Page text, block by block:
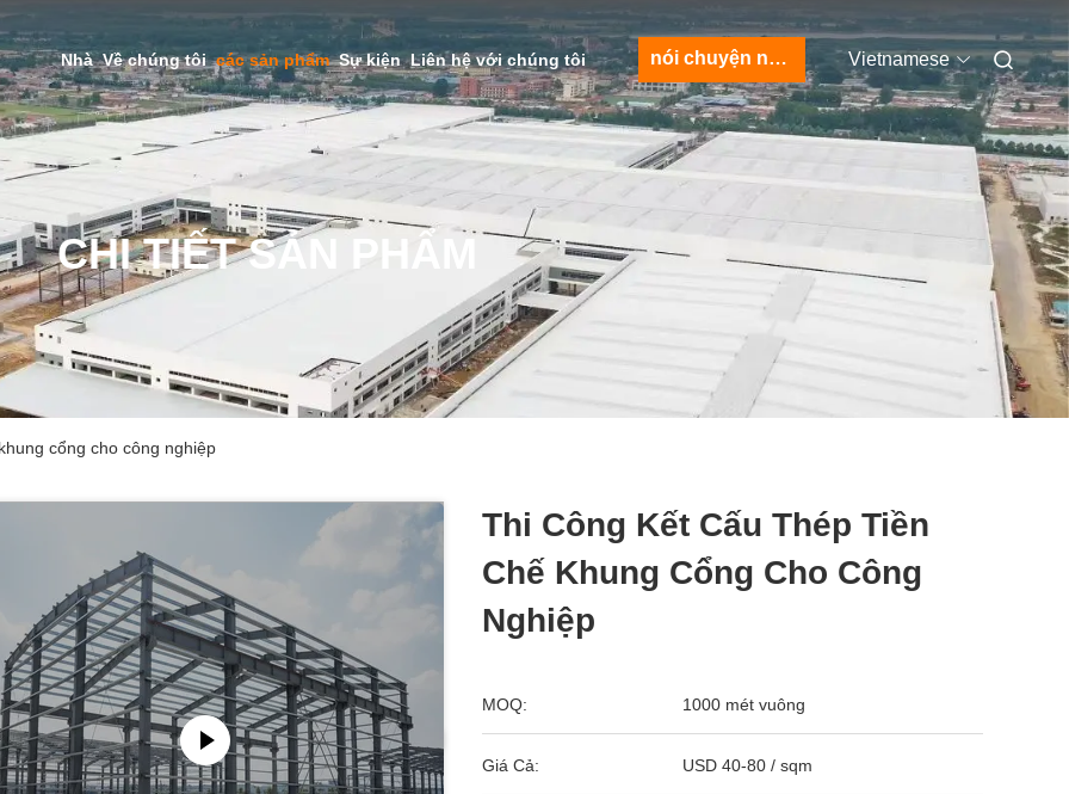
Nhà Về chúng tôi các sản phẩm Sự kiện Liên hệ với chúng tôi nói chuyện ngay. Vietnamese
CHI TIẾT SẢN PHẨM
cổng cho công nghiệp
Thi Công Kết Cấu Thép Tiền
Chế Khung Cổng Cho Công
Nghiệp
MOQ: 1000 mét vuông
Giá Cả: USD 40-80 / sqm